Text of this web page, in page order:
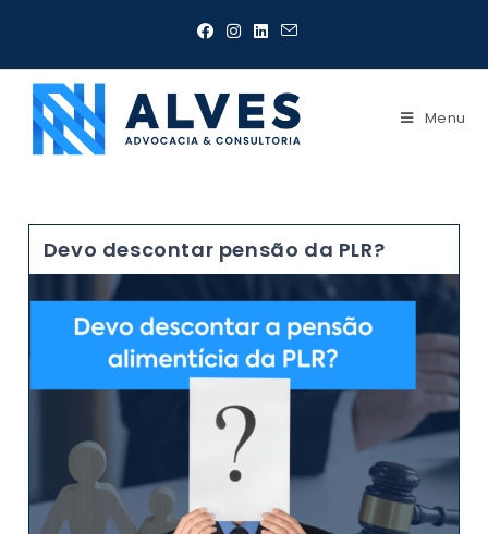
Menu
Devo descontar pensão da PLR?